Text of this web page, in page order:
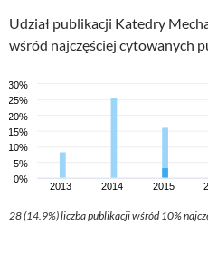
Udział publikacji Katedry
wśród najczęściej cytowanych
28 (14.9%) liczba publikacji wśród 10%